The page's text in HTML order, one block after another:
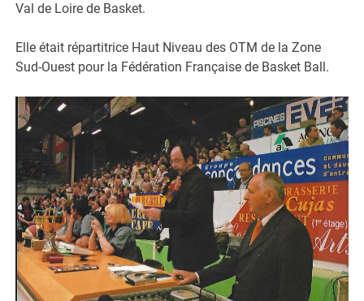
Val de Loire de Basket.
Elle était répartitrice Haut Niveau des OTM de la Zone
Sud-Ouest pour la Fédération Française de Basket Ball.